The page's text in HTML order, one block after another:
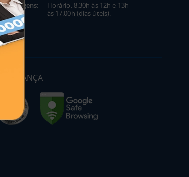
Mensagens:
Horário: 8:30h às 12h e 13h
às 17:00h (dias úteis).
SEGURANÇA